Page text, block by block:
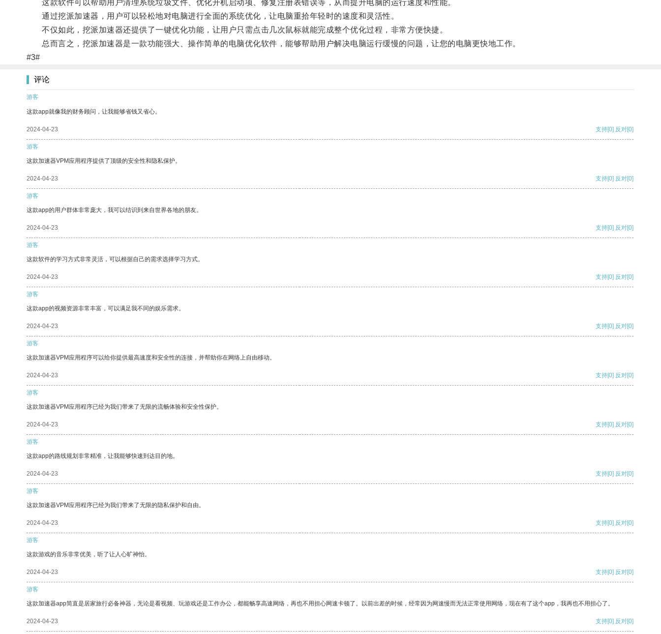
这款软件可以帮助用户清理系统垃圾文件、优化开机启动项、修复注册表错误等，从而提升电脑的运行速度和性能。
通过挖派加速器，用户可以轻松地对电脑进行全面的系统优化，让电脑重拾年轻时的速度和灵活性。
不仅如此，挖派加速器还提供了一键优化功能，让用户只需点击几次鼠标就能完成整个优化过程，非常方便快捷。
总而言之，挖派加速器是一款功能强大、操作简单的电脑优化软件，能够帮助用户解决电脑运行缓慢的问题，让您的电脑更快地工作。
#3#
评论
游客
这款app就像我的财务顾问，让我能够省钱又省心。
2024-04-23 支持[0] 反对[0]
游客
这款加速器VPM应用程序提供了顶级的安全性和隐私保护。
2024-04-23 支持[0] 反对[0]
游客
这款app的用户群体非常庞大，我可以结识到来自世界各地的朋友。
2024-04-23 支持[0] 反对[0]
游客
这款软件的学习方式非常灵活，可以根据自己的需求选择学习方式。
2024-04-23 支持[0] 反对[0]
游客
这款app的视频资源非常丰富，可以满足我不同的娱乐需求。
2024-04-23 支持[0] 反对[0]
游客
这款加速器VPM应用程序可以给你提供最高速度和安全性的连接，并帮助你在网络上自由移动。
2024-04-23 支持[0] 反对[0]
游客
这款加速器VPM应用程序已经为我们带来了无限的流畅体验和安全性保护。
2024-04-23 支持[0] 反对[0]
游客
这款app的路线规划非常精准，让我能够快速到达目的地。
2024-04-23 支持[0] 反对[0]
游客
这款加速器VPM应用程序已经为我们带来了无限的隐私保护和自由。
2024-04-23 支持[0] 反对[0]
游客
这款游戏的音乐非常优美，听了让人心旷神怡。
2024-04-23 支持[0] 反对[0]
游客
这款加速器app简直是居家旅行必备神器，无论是看视频、玩游戏还是工作办公，都能畅享高速网络，再也不用担心网速卡顿了。以前出差的时候，经常因为网速慢而无法正常使用网络，现在有了这个app，我再也不用担心了。
2024-04-23 支持[0] 反对[0]